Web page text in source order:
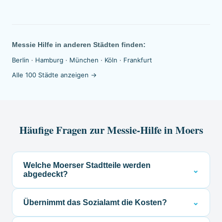
Messie Hilfe in anderen Städten finden:
Berlin · Hamburg · München · Köln · Frankfurt
Alle 100 Städte anzeigen →
Häufige Fragen zur Messie-Hilfe in Moers
Welche Moerser Stadtteile werden
abgedeckt?
⌄
bis Hülsdonk.
Übernimmt das Sozialamt die Kosten? ⌄